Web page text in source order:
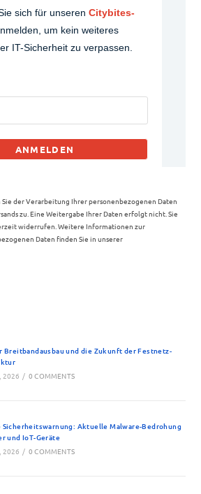
sich für unseren Citybites-
um kein weiteres
IT-Sicherheit zu verpassen.
ANMELDEN
der Verarbeitung Ihrer personenbezogenen Daten
zu. Eine Weitergabe Ihrer Daten erfolgt nicht. Sie
widerrufen. Weitere Informationen zur
Daten finden Sie in unserer
Breitbandausbau und die Zukunft der Festnetz-
2026 / 0 COMMENTS
Sicherheitswarnung: Aktuelle Malware-Bedrohung
und IoT-Geräte
2026 / 0 COMMENTS